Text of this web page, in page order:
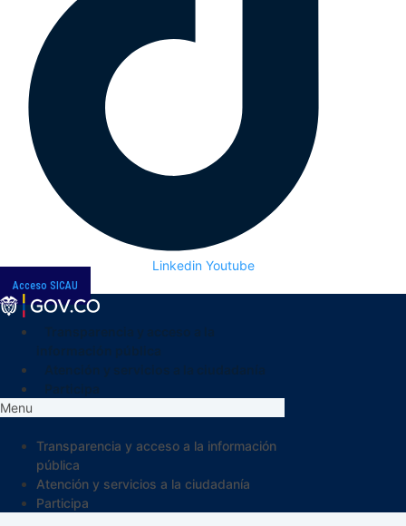
Linkedin Youtube
Acceso SICAU
Menu
Transparencia y acceso a la información
pública
Atención y servicios a la ciudadanía
Participa